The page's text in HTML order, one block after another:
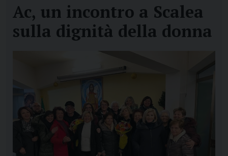
Ac, un incontro a Scalea
sulla dignità della donna